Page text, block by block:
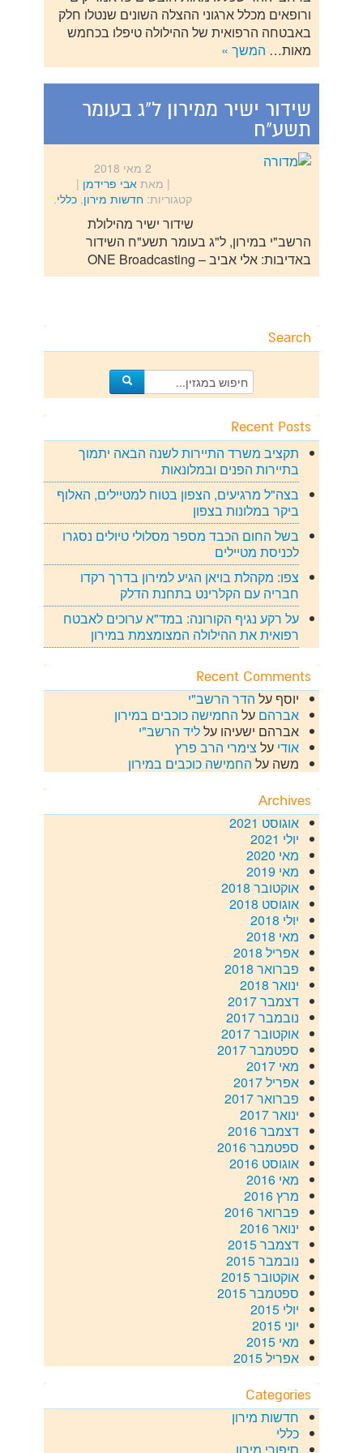
ורופאים מכלל ארגוני ההצלה השונים שנטלו חלק
באבטחה הרפואית של ההילולה טיפלו בכחמש
מאות… המשך »
שידור ישיר ממירון ל"ג בעומר
תשע"ח
2 מאי 2018
| מאתאבי פרידמן |
קטגוריות: חדשות מירון, כללי.
שידור ישיר מהילולת
הרשב"י במירון, ל"ג בעומר תשע"ח השידור
באדיבות: אלי אביב – ONE Broadcasting
Search
Recent Posts
תקציב משרד התיירות לשנה הבאה יתמוך
בתיירות הפנים ובמלונאות
בצה"ל מרגיעים, הצפון בטוח למטיילים, האלוף
ביקר במלונות בצפון
בשל החום הכבד מספר מסלולי טיולים נסגרו
לכניסת מטיילים
צפו: מקהלת בויאן הגיע למירון בדרך רקדו
חבריה עם הקלרינט בתחנת הדלק
על רקע נגיף הקורונה: במד"א ערוכים לאבטח
רפואית את ההילולה המצומצמת במירון
Recent Comments
יוסף על הדר הרשב"י
אברהם על החמישה כוכבים במירון
אברהם ישעיהו עלליד הרשב"י
אודי על צימרי הרב פרץ
משה על החמישה כוכבים במירון
Archives
אוגוסט 2021
יולי 2021
מאי 2020
מאי 2019
אוקטובר 2018
אוגוסט 2018
יולי 2018
מאי 2018
אפריל 2018
פברואר 2018
ינואר 2018
דצמבר 2017
נובמבר 2017
אוקטובר 2017
ספטמבר 2017
מאי 2017
אפריל 2017
פברואר 2017
ינואר 2017
דצמבר 2016
ספטמבר 2016
אוגוסט 2016
מאי 2016
מרץ 2016
פברואר 2016
ינואר 2016
דצמבר 2015
נובמבר 2015
אוקטובר 2015
ספטמבר 2015
יולי 2015
יוני 2015
מאי 2015
אפריל 2015
Categories
חדשות מירון
כללי